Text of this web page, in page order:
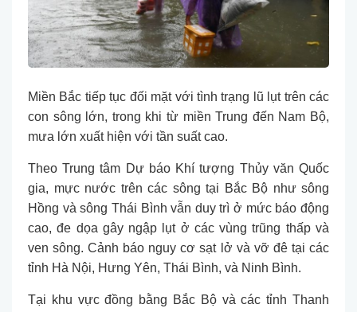
Miền Bắc tiếp tục đối mặt với tình trạng lũ lụt trên các
con sông lớn, trong khi từ miền Trung đến Nam Bộ,
mưa lớn xuất hiện với tần suất cao.
Theo Trung tâm Dự báo Khí tượng Thủy văn Quốc
gia, mực nước trên các sông tại Bắc Bộ như sông
Hồng và sông Thái Bình vẫn duy trì ở mức báo động
cao, đe dọa gây ngập lụt ở các vùng trũng thấp và
ven sông. Cảnh báo nguy cơ sạt lở và vỡ đê tại các
tỉnh Hà Nội, Hưng Yên, Thái Bình, và Ninh Bình.
Tại khu vực đồng bằng Bắc Bộ và các tỉnh Thanh